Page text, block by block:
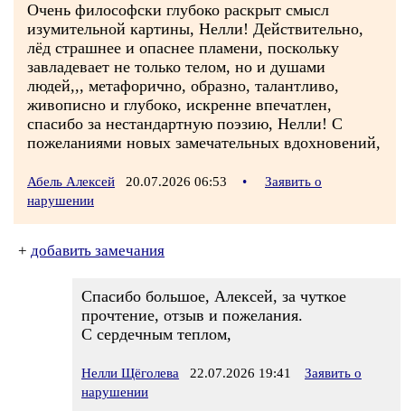
Очень философски глубоко раскрыт смысл
изумительной картины, Нелли! Действительно,
лёд страшнее и опаснее пламени, поскольку
завладевает не только телом, но и душами
людей,,, метафорично, образно, талантливо,
живописно и глубоко, искренне впечатлен,
спасибо за нестандартную поэзию, Нелли! С
пожеланиями новых замечательных вдохновений,
Абель Алексей 20.07.2026 06:53 •
Заявить о
нарушении
+ добавить замечания
Спасибо большое, Алексей, за чуткое
прочтение, отзыв и пожелания.
С сердечным теплом,
Нелли Щёголева 22.07.2026 19:41
Заявить о
нарушении